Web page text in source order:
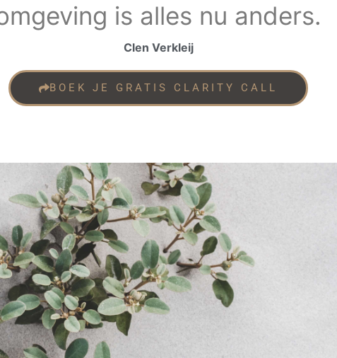
is alles nu anders.
Clen Verkleij
BOEK JE GRATIS CLARITY CALL